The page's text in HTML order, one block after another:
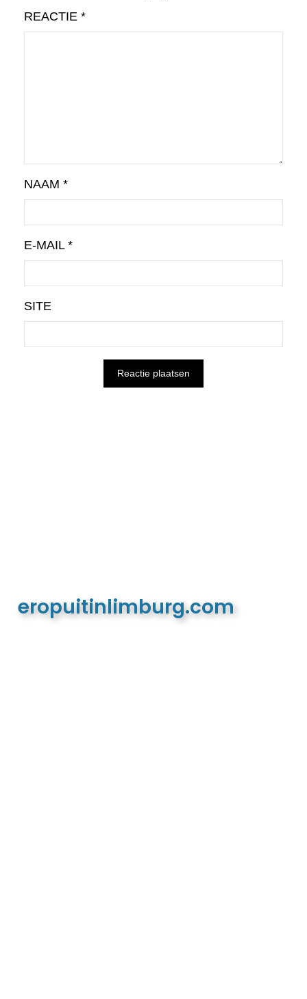
REACTIE *
NAAM *
E-MAIL *
SITE
eropuitinlimburg.com